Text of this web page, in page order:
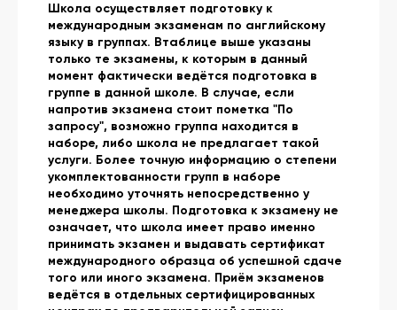
Школа осуществляет подготовку к
международным экзаменам по английскому
языку в группах. Втаблице выше указаны
только те экзамены, к которым в данный
момент фактически ведётся подготовка в
группе в данной школе. В случае, если
напротив экзамена стоит пометка "По
запросу", возможно группа находится в
наборе, либо школа не предлагает такой
услуги. Более точную информацию о степени
укомплектованности групп в наборе
необходимо уточнять непосредственно у
менеджера школы. Подготовка к экзамену не
означает, что школа имеет право именно
принимать экзамен и выдавать сертификат
международного образца об успешной сдаче
того или иного экзамена. Приём экзаменов
ведётся в отдельных сертифицированных